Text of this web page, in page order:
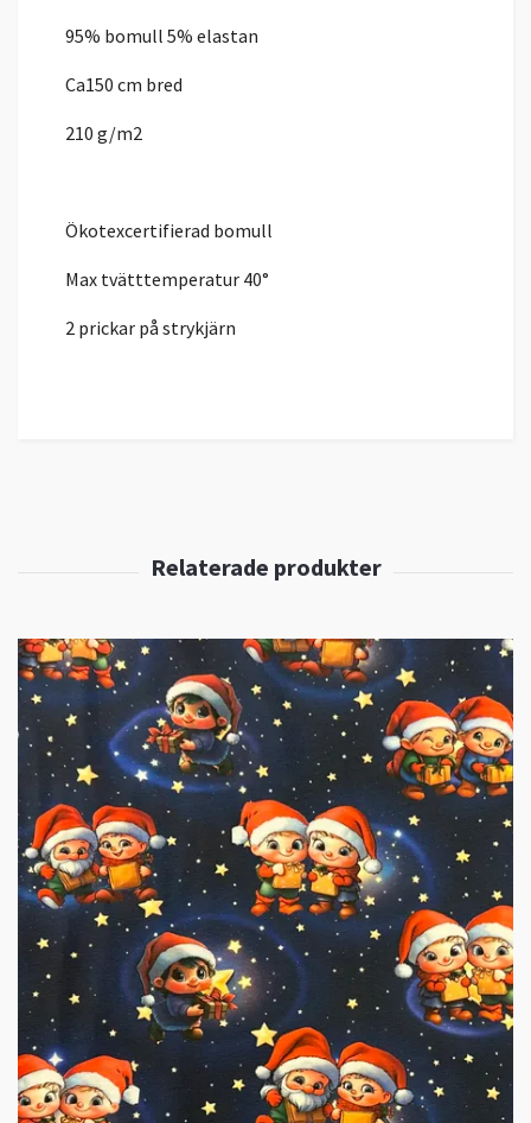
95% bomull 5% elastan
Ca150 cm bred
210 g/m2
Ökotexcertifierad bomull
Max tvätttemperatur 40°
2 prickar på strykjärn